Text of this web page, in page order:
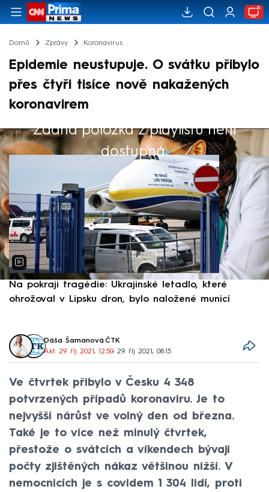
Domů Zprávy Koronavirus
Epidemie neustupuje. O svátku přibylo
přes čtyři tisíce nově nakažených
koronavirem
Žádná položka z playlistu není
dostupná.
Výběr redakce
Na pokraji tragédie: Ukrajinské letadlo, které
ohrožoval v Lipsku dron, bylo naložené municí
Dáša Šamanová, ČTK
Akt. 29. říj 2021, 12:50• 29. říj 2021, 08:15
Ve čtvrtek přibylo v Česku 4 348
potvrzených případů koronaviru. Je to
nejvyšší nárůst ve volný den od března.
Také je to více než minulý čtvrtek,
přestože o svátcích a víkendech bývají
počty zjištěných nákaz většinou nižší. V
nemocnicích je s covidem 1 304 lidí, proti